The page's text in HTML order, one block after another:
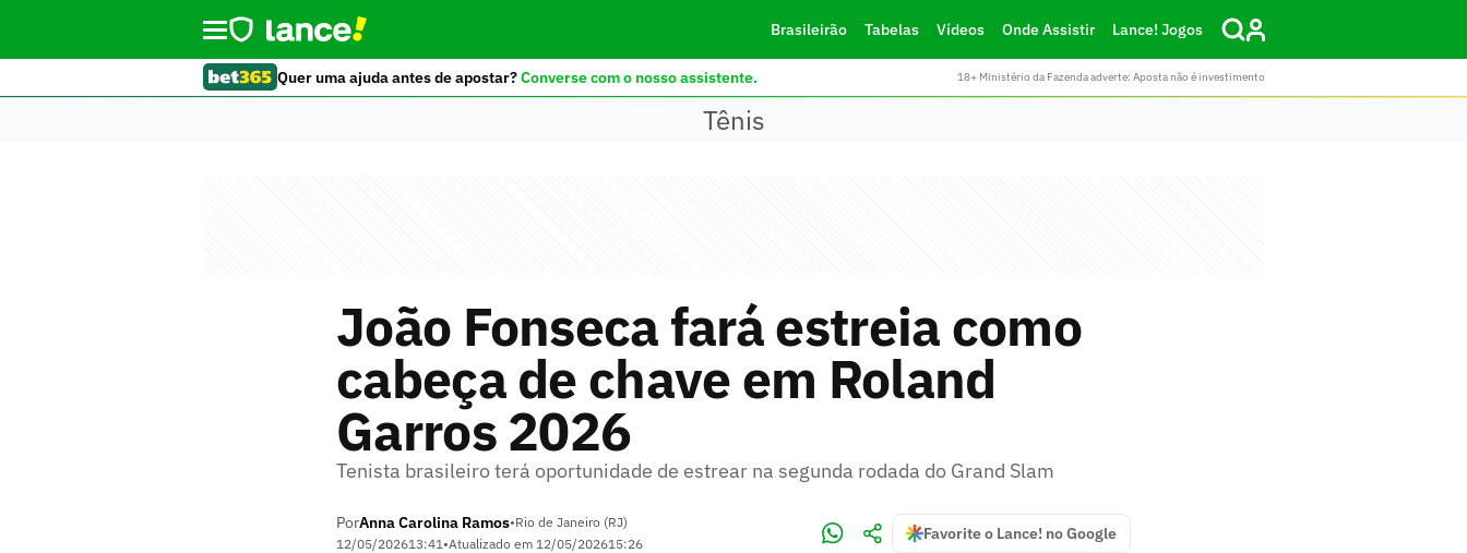
Brasileirão Tabelas Vídeos Onde Assistir Lance! Jogos
Quer uma ajuda antes de apostar?Converse com o nosso assistente. 18+ Ministério da Fazenda adverte: Aposta não é investimento
Tênis
João Fonseca fará estreia como
cabeça de chave em Roland
Garros 2026
Tenista brasileiro terá oportunidade de estrear na segunda rodada do Grand Slam
PorAnna Carolina Ramos•Rio de Janeiro (RJ)
12/05/202613:41•Atualizado em 12/05/202615:26
Favorite o Lance! no Google